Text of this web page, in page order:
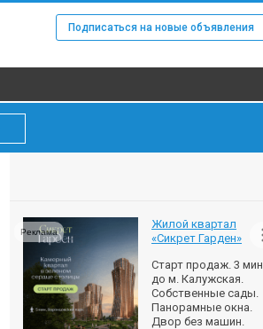
Подписаться на новые объявления
Жилой квартал
«Сикрет Гарден»
Старт продаж. 3 мин.
до м. Калужская.
Собственные сады.
Панорамные окна.
Двор без машин.
Реклама